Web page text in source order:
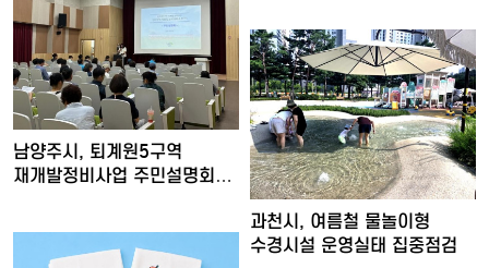
남양주시, 퇴계원5구역
재개발정비사업 주민설명회
과천시, 여름철 물놀이형
수경시설 운영실태 집중점검